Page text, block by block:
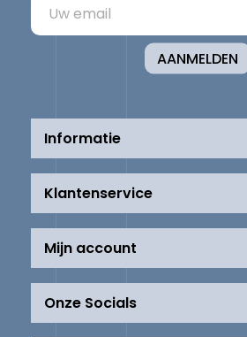
Informatie
Klantenservice
AANMELDEN
Mijn account
Onze Socials